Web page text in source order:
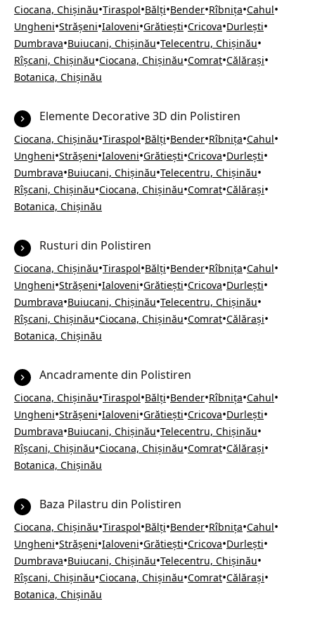
Ciocana, Chișinău•Tiraspol•Bălți•Bender•Rîbnița•Cahul•
Ungheni•Strășeni•Ialoveni•Grătiești•Cricova•Durlești•
Dumbrava•Buiucani, Chișinău•Telecentru, Chișinău•
Rîșcani, Chișinău•Ciocana, Chișinău•Comrat•Călărași•
Botanica, Chișinău
Elemente Decorative 3D din Polistiren
Ciocana, Chișinău•Tiraspol•Bălți•Bender•Rîbnița•Cahul•
Ungheni•Strășeni•Ialoveni•Grătiești•Cricova•Durlești•
Dumbrava•Buiucani, Chișinău•Telecentru, Chișinău•
Rîșcani, Chișinău•Ciocana, Chișinău•Comrat•Călărași•
Botanica, Chișinău
Rusturi din Polistiren
Ciocana, Chișinău•Tiraspol•Bălți•Bender•Rîbnița•Cahul•
Ungheni•Strășeni•Ialoveni•Grătiești•Cricova•Durlești•
Dumbrava•Buiucani, Chișinău•Telecentru, Chișinău•
Rîșcani, Chișinău•Ciocana, Chișinău•Comrat•Călărași•
Botanica, Chișinău
Ancadramente din Polistiren
Ciocana, Chișinău•Tiraspol•Bălți•Bender•Rîbnița•Cahul•
Ungheni•Strășeni•Ialoveni•Grătiești•Cricova•Durlești•
Dumbrava•Buiucani, Chișinău•Telecentru, Chișinău•
Rîșcani, Chișinău•Ciocana, Chișinău•Comrat•Călărași•
Botanica, Chișinău
Baza Pilastru din Polistiren
Ciocana, Chișinău•Tiraspol•Bălți•Bender•Rîbnița•Cahul•
Ungheni•Strășeni•Ialoveni•Grătiești•Cricova•Durlești•
Dumbrava•Buiucani, Chișinău•Telecentru, Chișinău•
Rîșcani, Chișinău•Ciocana, Chișinău•Comrat•Călărași•
Botanica, Chișinău